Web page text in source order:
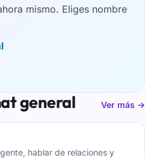
mismo. Eliges nombre
general Ver más →
hablar de relaciones y